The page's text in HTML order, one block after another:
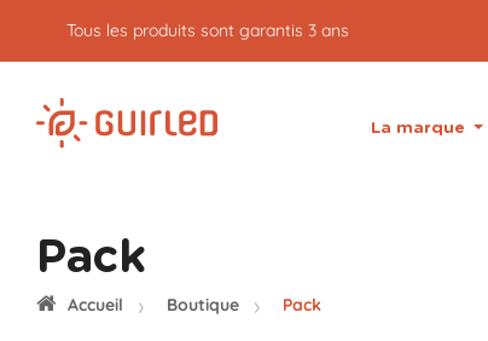
5% de cash back sur vos commandes
La marque
Pack
Accueil Boutique Pack